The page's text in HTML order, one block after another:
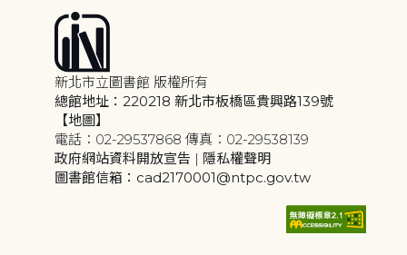
新北市立圖書館 版權所有
總館地址：220218 新北市板橋區貴興路139號
【地圖】
電話：02-29537868 傳真：02-29538139
政府網站資料開放宣告 | 隱私權聲明
圖書館信箱：cad2170001@ntpc.gov.tw